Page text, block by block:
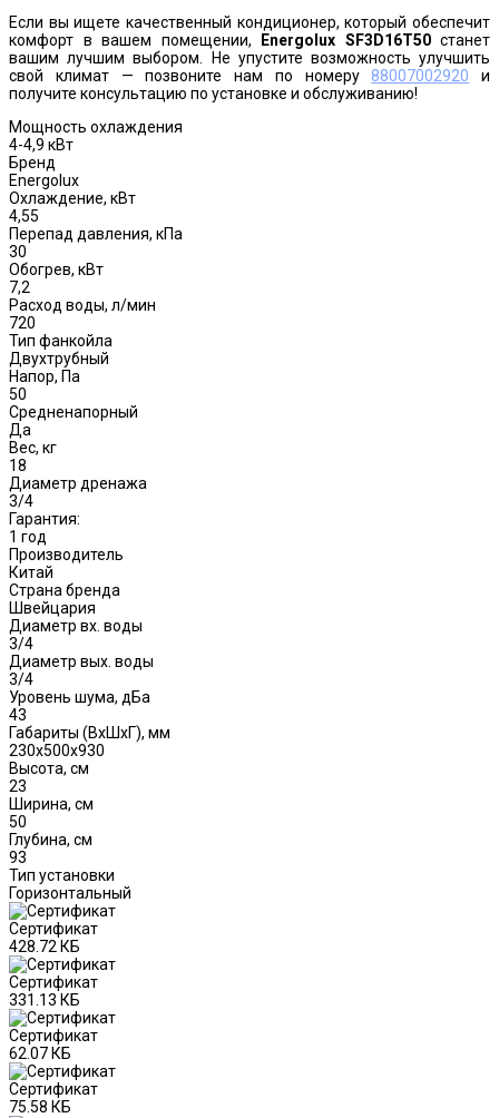
Если вы ищете качественный кондиционер, который обеспечит
комфорт в вашем помещении,
Energolux SF3D16T50станет
вашим лучшим выбором. Не упустите возможность улучшить
свой климат — позвоните нам по номеру 88007002920 и
получите консультацию по установке и обслуживанию!
Мощность охлаждения
4-4,9 кВт
Бренд
Energolux
Охлаждение, кВт
4,55
Перепад давления, кПа
30
Обогрев, кВт
7,2
Расход воды, л/мин
720
Тип фанкойла
Двухтрубный
Напор, Па
50
Средненапорный
Да
Вес, кг
18
Диаметр дренажа
3/4
Гарантия:
1 год
Производитель
Китай
Страна бренда
Швейцария
Диаметр вх. воды
3/4
Диаметр вых. воды
3/4
Уровень шума, дБа
43
Габариты (ВxШxГ), мм
230x500x930
Высота, см
23
Ширина, см
50
Глубина, см
93
Тип установки
Горизонтальный
Сертификат
428.72 КБ
Сертификат
331.13 КБ
Сертификат
62.07 КБ
Сертификат
75.58 КБ